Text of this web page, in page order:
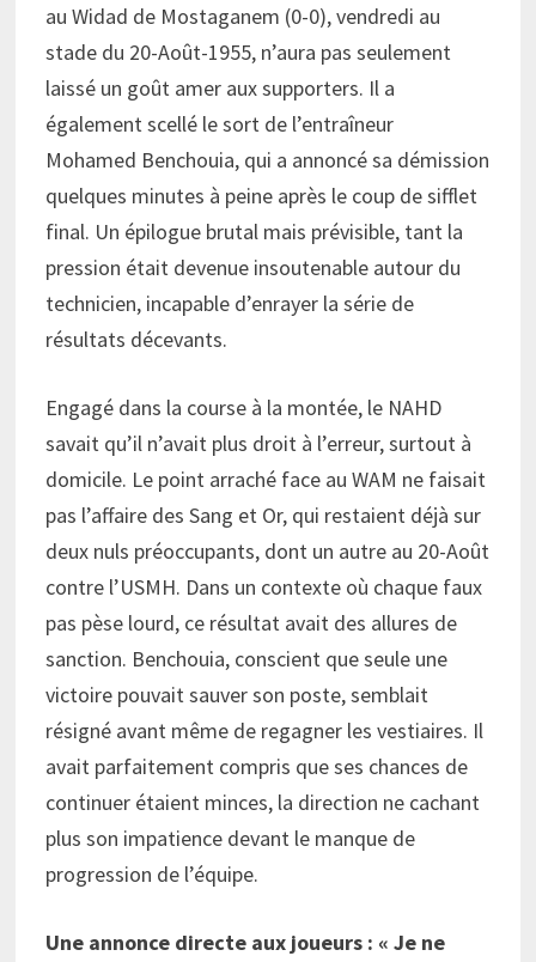
au Widad de Mostaganem (0-0), vendredi au
stade du 20-Août-1955, n’aura pas seulement
laissé un goût amer aux supporters. Il a
également scellé le sort de l’entraîneur
Mohamed Benchouia, qui a annoncé sa démission
quelques minutes à peine après le coup de sifflet
final. Un épilogue brutal mais prévisible, tant la
pression était devenue insoutenable autour du
technicien, incapable d’enrayer la série de
résultats décevants.
Engagé dans la course à la montée, le NAHD
savait qu’il n’avait plus droit à l’erreur, surtout à
domicile. Le point arraché face au WAM ne faisait
pas l’affaire des Sang et Or, qui restaient déjà sur
deux nuls préoccupants, dont un autre au 20-Août
contre l’USMH. Dans un contexte où chaque faux
pas pèse lourd, ce résultat avait des allures de
sanction. Benchouia, conscient que seule une
victoire pouvait sauver son poste, semblait
résigné avant même de regagner les vestiaires. Il
avait parfaitement compris que ses chances de
continuer étaient minces, la direction ne cachant
plus son impatience devant le manque de
progression de l’équipe.
Une annonce directe aux joueurs : « Je ne